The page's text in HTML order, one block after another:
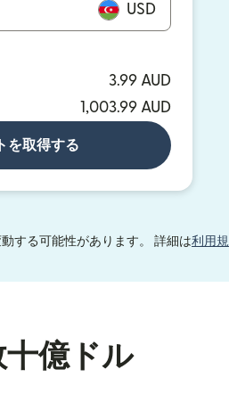
USD
3.99 AUD
1,003.99 AUD
を取得する
する可能性があります。 詳細は利用規
億ドル